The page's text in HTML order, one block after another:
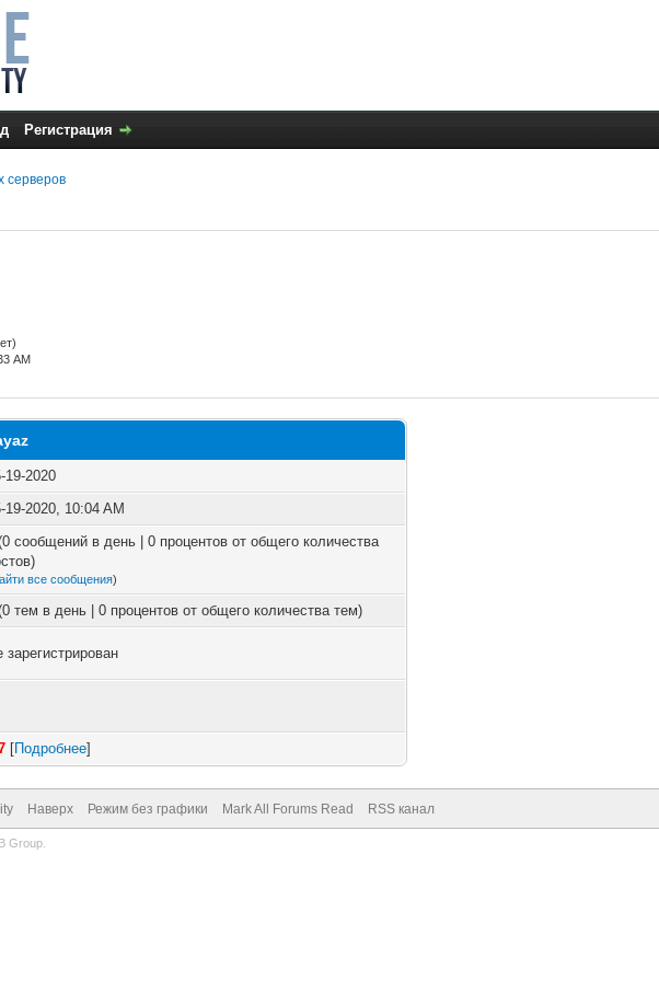
Регистрация
серверов
AM
19-2020
19-2020, 10:04 AM
сообщений в день | 0 процентов от общего количества
все сообщения)
тем в день | 0 процентов от общего количества тем)
зарегистрирован
[Подробнее]
Наверх Режим без графики Mark All Forums Read RSS канал
Group.